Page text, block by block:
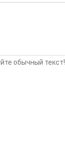
обычный текст!